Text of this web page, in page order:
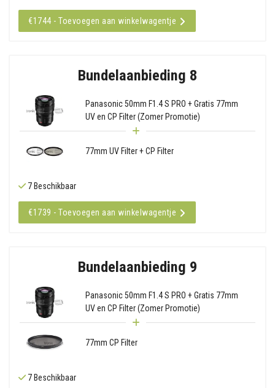
€1744 - Toevoegen aan winkelwagentje
Bundelaanbieding 8
Panasonic 50mm F1.4 S PRO + Gratis 77mm
UV en CP Filter (Zomer Promotie)
77mm UV Filter + CP Filter
7 Beschikbaar
€1739 - Toevoegen aan winkelwagentje
Bundelaanbieding 9
Panasonic 50mm F1.4 S PRO + Gratis 77mm
UV en CP Filter (Zomer Promotie)
77mm CP Filter
7 Beschikbaar